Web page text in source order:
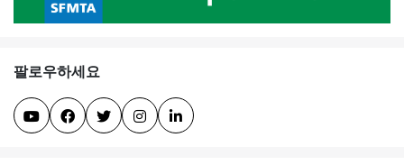
팔로우하세요
    